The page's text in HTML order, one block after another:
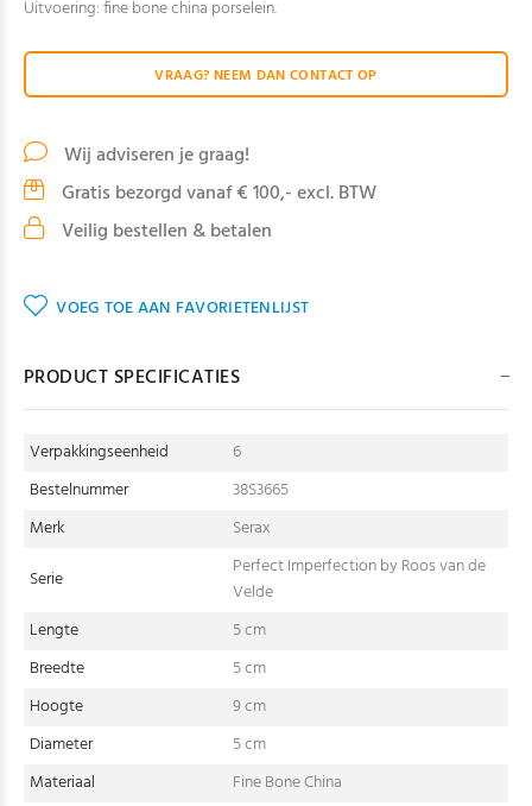
Uitvoering: fine bone china porselein.
VRAAG? NEEM DAN CONTACT OP
Wij adviseren je graag!
Gratis bezorgd vanaf € 100,- excl. BTW
Veilig bestellen & betalen
VOEG TOE AAN FAVORIETENLIJST
PRODUCT SPECIFICATIES
Verpakkingseenheid
6
Bestelnummer
38S3665
Merk
Serax
Serie
Perfect Imperfection by Roos van de
Velde
Lengte
5 cm
Breedte
5 cm
Hoogte
9 cm
Diameter
5 cm
Materiaal
Fine Bone China